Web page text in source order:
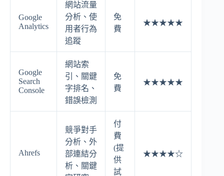
Google
Analytics
網站流量
分析、使
用者行為
追蹤
免
費
★★★★★
Google
Search
Console
網站索
引、關鍵
字排名、
錯誤檢測
免
費
★★★★★
Ahrefs
競爭對手
分析、外
部連結分
析、關鍵
付
費
(提
供
試
★★★★☆